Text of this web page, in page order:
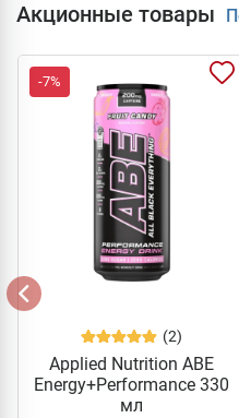
Акционные товары
-7%
(2)
Applied Nutrition ABE
Energy+Performance 330
мл